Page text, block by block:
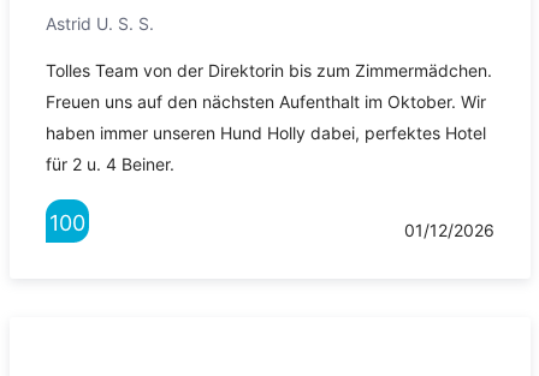
Astrid U. S. S.
Tolles Team von der Direktorin bis zum Zimmermädchen.
Freuen uns auf den nächsten Aufenthalt im Oktober. Wir
haben immer unseren Hund Holly dabei, perfektes Hotel
für 2 u. 4 Beiner.
100 01/12/2026